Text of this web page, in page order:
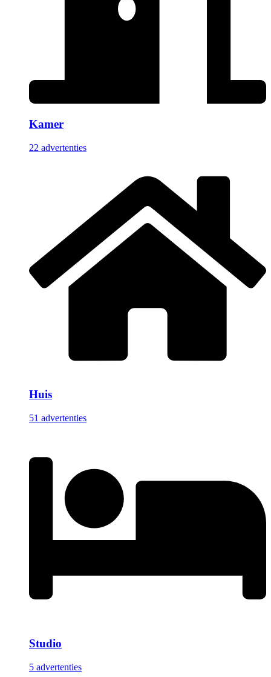
Kamer
22 advertenties
Huis
51 advertenties
Studio
5 advertenties